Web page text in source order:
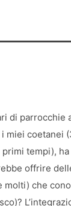
di parrocchie
miei coetanei
tempi), ha
offrire
molti) che